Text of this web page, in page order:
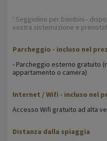
' Seggiolino per bambini -
vostra sistemazione e
Parcheggio - incluso nel
- Parcheggio esterno gratuito
appartamento o camera)
Internet / Wifi - incluso nel
Accesso Wifi gratuito ad alta
Distanza dalla spiaggia